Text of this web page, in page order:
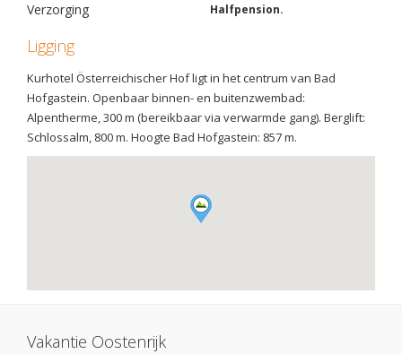
Verzorging Halfpension.
Ligging
Kurhotel Österreichischer Hof ligt in het centrum van Bad
Hofgastein. Openbaar binnen- en buitenzwembad:
Alpentherme, 300 m (bereikbaar via verwarmde gang). Berglift:
Schlossalm, 800 m. Hoogte Bad Hofgastein: 857 m.
Vakantie Oostenrijk